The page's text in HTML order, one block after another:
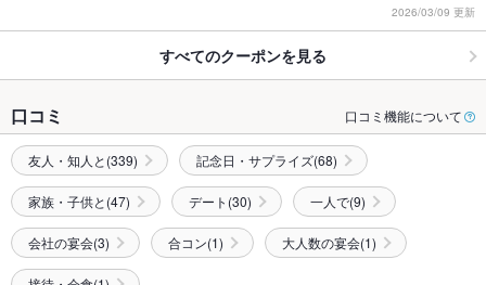
2026/03/09 更新
すべてのクーポンを見る
口コミ 口コミ機能について
友人・知人と(339) 記念日・サプライズ(68)
家族・子供と(47) デート(30) 一人で(9)
会社の宴会(3) 合コン(1) 大人数の宴会(1)